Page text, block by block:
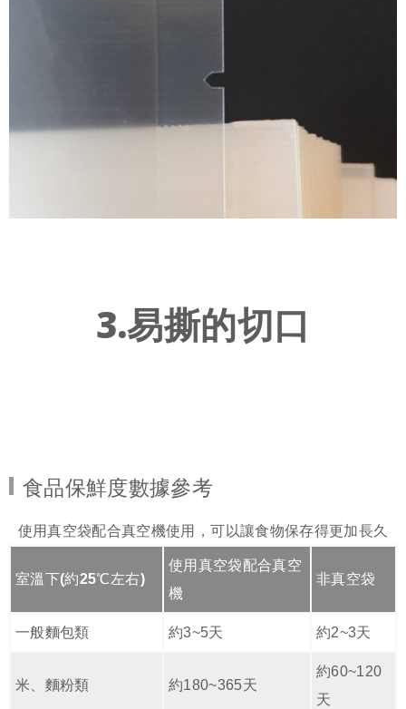
3.易撕的切口
食品保鮮度數據參考
使用真空袋配合真空機使用，可以讓食物保存得更加長久
室溫下(約25℃左右)
使用真空袋配合真空
機
非真空袋
一般麵包類 約3~5天 約2~3天
米、麵粉類 約180~365天
約60~120
天